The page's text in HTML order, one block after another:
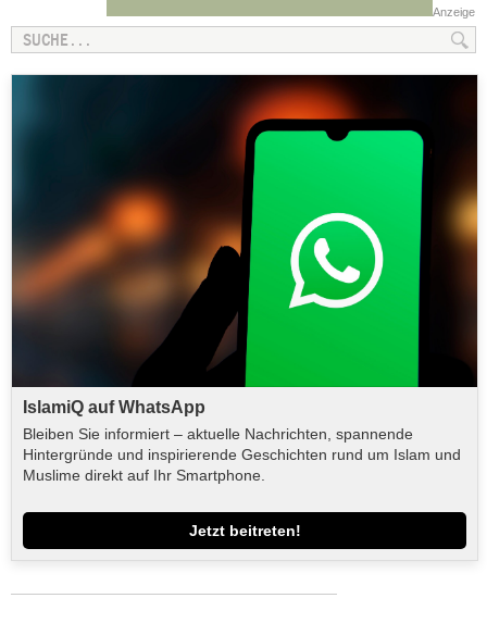
Anzeige
IslamiQ auf WhatsApp
Bleiben Sie informiert – aktuelle Nachrichten, spannende
Hintergründe und inspirierende Geschichten rund um Islam und
Muslime direkt auf Ihr Smartphone.
Jetzt beitreten!